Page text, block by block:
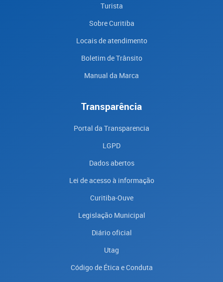
Turista
Sobre Curitiba
Locais de atendimento
Boletim de Trânsito
Manual da Marca
Transparência
Portal da Transparencia
LGPD
Dados abertos
Lei de acesso à informação
Curitiba-Ouve
Legislação Municipal
Diário oficial
Utag
Código de Ética e Conduta